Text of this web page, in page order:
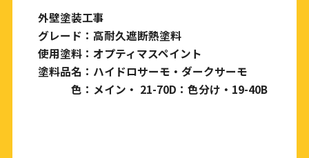
外壁塗装工事
グレード：高耐久遮断熱塗料
使用塗料：オプティマスペイント
塗料品名：ハイドロサーモ・ダークサーモ
色：メイン・ 21-70D：色分け・19-40B